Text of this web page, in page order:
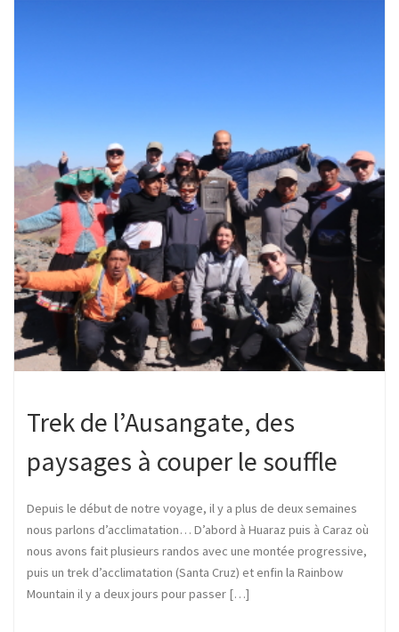
Trek de l’Ausangate, des
paysages à couper le souffle
Depuis le début de notre voyage, il y a plus de deux semaines
nous parlons d’acclimatation… D’abord à Huaraz puis à Caraz où
nous avons fait plusieurs randos avec une montée progressive,
puis un trek d’acclimatation (Santa Cruz) et enfin la Rainbow
Mountain il y a deux jours pour passer […]